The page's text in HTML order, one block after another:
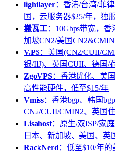
lightlayer：香港/台湾/菲
国，云服务器$25/年，独
搬瓦工：10Gbps带宽，
加坡CN2/美国
V.PS：美国(CN2/CUII/
银/IIJ)、英国CUII、德国/
ZgoVPS：香港优化、美
高性能硬件，低至$15/年
Vmiss：香港bgp、韩国
CN2/CUII/CMIN2、英国
Lisahost：原生/双ISP/家
日本、新加坡、美国、英
RackNerd ：低至$10/年